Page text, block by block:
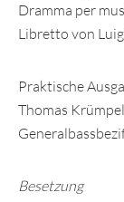
Dramma per
Libretto von
Praktische
Thomas
Besetzung